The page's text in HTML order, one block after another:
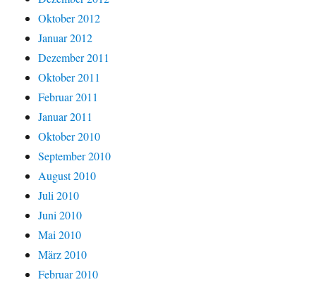
Oktober 2012
Januar 2012
Dezember 2011
Oktober 2011
Februar 2011
Januar 2011
Oktober 2010
September 2010
August 2010
Juli 2010
Juni 2010
Mai 2010
März 2010
Februar 2010